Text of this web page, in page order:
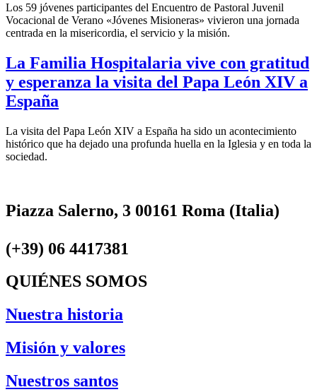
Los 59 jóvenes participantes del Encuentro de Pastoral Juvenil
Vocacional de Verano «Jóvenes Misioneras» vivieron una jornada
centrada en la misericordia, el servicio y la misión.
La Familia Hospitalaria vive con gratitud
y esperanza la visita del Papa León XIV a
España
La visita del Papa León XIV a España ha sido un acontecimiento
histórico que ha dejado una profunda huella en la Iglesia y en toda la
sociedad.
Piazza Salerno, 3 00161 Roma (Italia)
(+39) 06 4417381
QUIÉNES SOMOS
Nuestra historia
Misión y valores
Nuestros santos